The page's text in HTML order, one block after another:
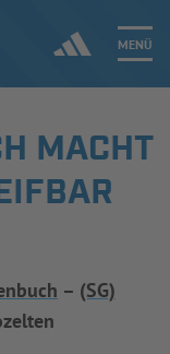
MENÜ
einloggen
MACHT
– (SG)